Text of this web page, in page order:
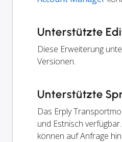
Unterstützte
Diese Erweiterung
Versionen.
Unterstützte
Das Erply
und Estnisch
können auf Anfrage